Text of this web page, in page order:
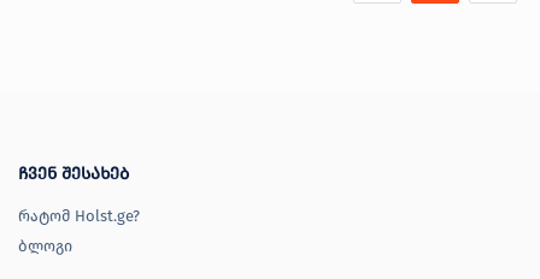
ჩვენ შესახებ
რატომ Holst.ge?
ბლოგი